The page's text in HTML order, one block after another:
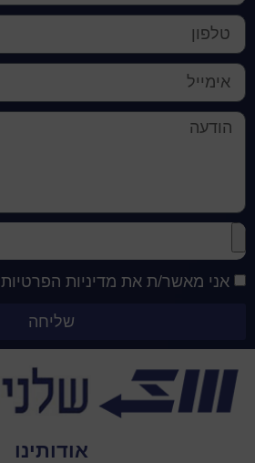
אני מאשר/ת את מדיניות הפרטיות
שליחה
אודותינו